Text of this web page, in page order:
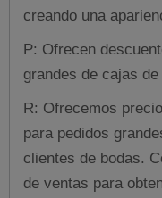
creando una
P: Ofrecen
grandes de cajas
R: Ofrecemos
para pedidos
clientes de bodas.
de ventas para